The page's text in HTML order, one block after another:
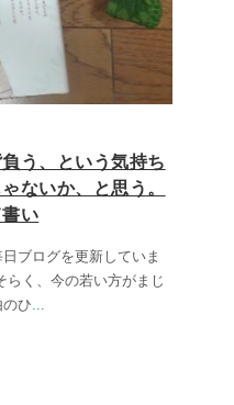
う、という気持ち
ないか、と思う。
い
ブログを更新していま
らく、今の若い方がまじ
ひ...